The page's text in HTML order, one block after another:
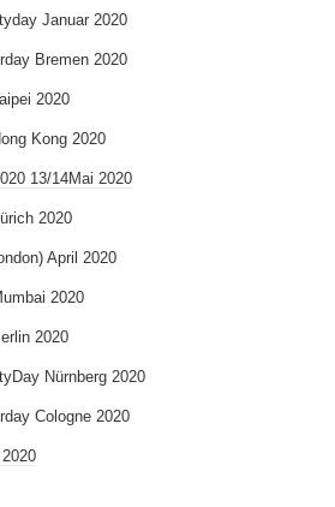
Januar 2020
Bremen 2020
2020
Kong 2020
13/14Mai 2020
2020
April 2020
2020
2020
Nürnberg 2020
Cologne 2020